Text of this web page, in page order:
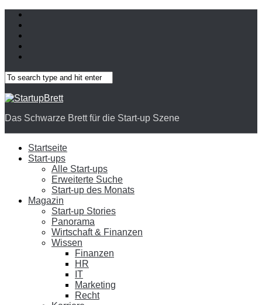
Das Schwarze Brett für die Start-up Szene
Startseite
Start-ups
Alle Start-ups
Erweiterte Suche
Start-up des Monats
Magazin
Start-up Stories
Panorama
Wirtschaft & Finanzen
Wissen
Finanzen
HR
IT
Marketing
Recht